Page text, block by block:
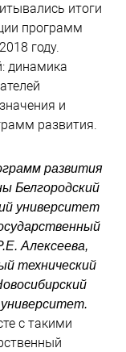
итоги
программ
году.
динамика
и
развития.
развития
Белгородский
университет
Алексеева,
технический
с такими